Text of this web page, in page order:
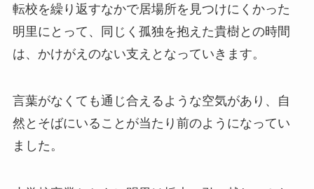
転校を繰り返すなかで居場所を見つけにくかった
明里にとって、同じく孤独を抱えた貴樹との時間
は、かけがえのない支えとなっていきます。
言葉がなくても通じ合えるような空気があり、自
然とそばにいることが当たり前のようになってい
ました。